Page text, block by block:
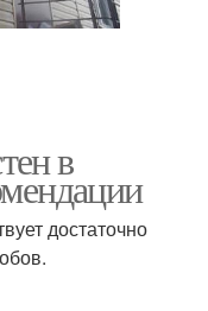
в
достаточно